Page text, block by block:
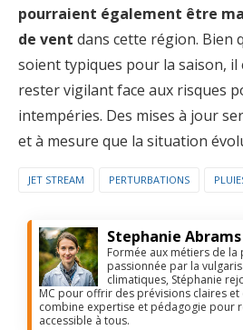
pourraient également être
de vent dans cette région. Bien
soient typiques pour la saison, il
rester vigilant face aux risques
intempéries. Des mises à jour
et à mesure que la situation
JET STREAM PERTURBATIONS
Stephanie Abrams
Formée aux métiers de
passionnée par la
climatiques, Stéphanie
MC pour offrir des prévisions claires et
combine expertise et pédagogie pour
accessible à tous.